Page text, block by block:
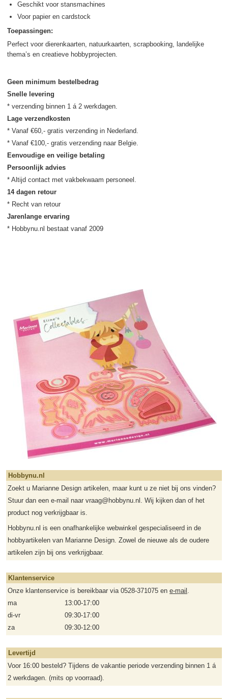
Geschikt voor stansmachines
Voor papier en cardstock
Toepassingen:
Perfect voor dierenkaarten, natuurkaarten, scrapbooking, landelijke
thema’s en creatieve hobbyprojecten.
Geen minimum bestelbedrag
Snelle levering
Lage verzendkosten
* Vanaf €60,- gratis verzending in Nederland.
Eenvoudige en veilige betaling
Persoonlijk advies
14 dagen retour
Jarenlange ervaring
* Hobbynu.nl bestaat vanaf 2009
Hobbynu.nl
Zoekt u Marianne Design artikelen, maar kunt u ze niet bij ons vinden?
Stuur dan een e-mail naar vraag@hobbynu.nl. Wij kijken dan of het
product nog verkrijgbaar is.
Hobbynu.nl is een onafhankelijke webwinkel gespecialiseerd in de
hobbyartikelen van Marianne Design. Zowel de nieuwe als de oudere
artikelen zijn bij ons verkrijgbaar.
Klantenservice
Onze klantenservice is bereikbaar via 0528-371075 en e-mail .
ma
13:00-17:00
di-vr
09:30-17:00
za
09:30-12:00
Levertijd
Voor 16:00 besteld? Tijdens de vakantie periode verzending binnen 1 á
2 werkdagen. (mits op voorraad).